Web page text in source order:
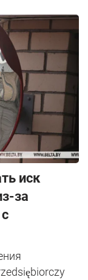
иск
за